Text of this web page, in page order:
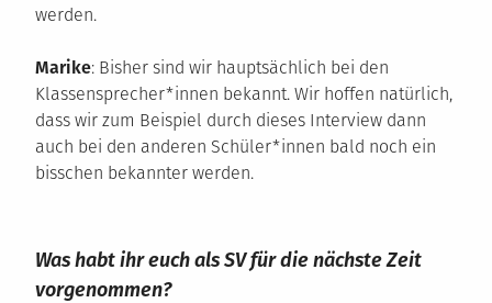
werden.
Marike: Bisher sind wir hauptsächlich bei den
Klassensprecher*innen bekannt. Wir hoffen natürlich,
dass wir zum Beispiel durch dieses Interview dann
auch bei den anderen Schüler*innen bald noch ein
bisschen bekannter werden.
Was habt ihr euch als SV für die nächste Zeit
vorgenommen?